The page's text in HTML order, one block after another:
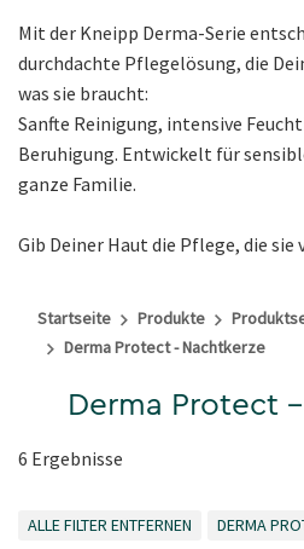
Mit der Kneipp Derma-Serie
durchdachte Pflegelösung, die
was sie braucht:
Sanfte Reinigung, intensive
Beruhigung. Entwickelt für
ganze Familie.
Gib Deiner Haut die Pflege, die sie
Startseite Produkte
Derma Protect - Nachtkerze
Derma Protect
6 Ergebnisse
ALLE FILTER ENTFERNEN
DERMA